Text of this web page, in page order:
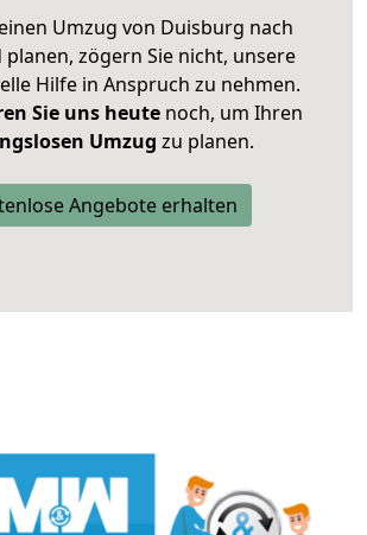
Umzug von Duisburg nach
zögern Sie nicht, unsere
Hilfe in Anspruch zu nehmen.
Sie uns heutenoch, um Ihren
Umzug zu planen.
Angebote erhalten